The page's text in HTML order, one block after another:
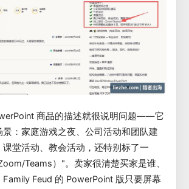
商品的描述就很说明问题——它
景：家庭游戏之夜、公司活动和团队建
堂活动、教会活动，还特别标了一
Teams）"。卖家很清楚买家是谁、
Feud 的 PowerPoint 版只要屏幕